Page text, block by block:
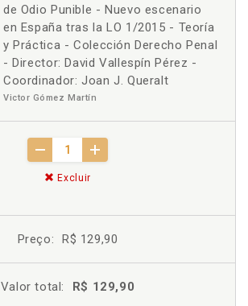
de Odio Punible - Nuevo escenario
en España tras la LO 1/2015 - Teoría
y Práctica - Colección Derecho Penal
- Director: David Vallespín Pérez -
Coordinador: Joan J. Queralt
Victor Gómez Martín
Excluir
Preço: R$ 129,90
Valor total: R$ 129,90